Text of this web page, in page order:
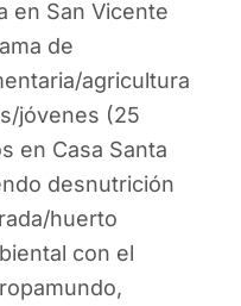
en San Vicente
de
agricultura
jóvenes (25
en Casa Santa
desnutrición
huerto
con el